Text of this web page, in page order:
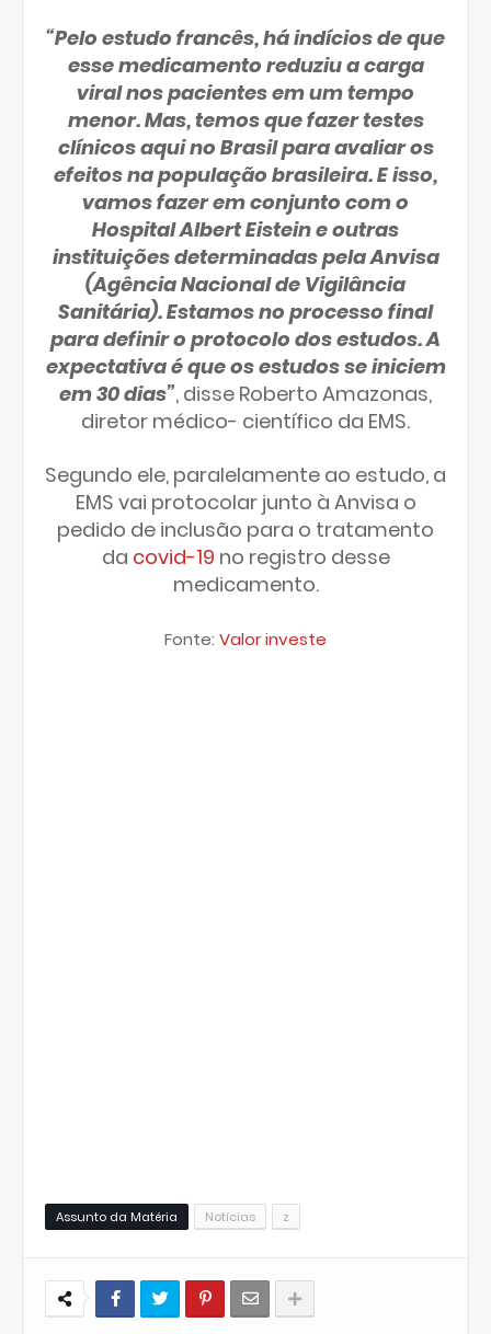
“Pelo estudo francês, há indícios de que
esse medicamento reduziu a carga
viral nos pacientes em um tempo
menor. Mas, temos que fazer testes
clínicos aqui no Brasil para avaliar os
efeitos na população brasileira. E isso,
vamos fazer em conjunto com o
Hospital Albert Eistein e outras
instituições determinadas pela Anvisa
(Agência Nacional de Vigilância
Sanitária). Estamos no processo final
para definir o protocolo dos estudos. A
expectativa é que os estudos se iniciem
em 30 dias”, disse Roberto Amazonas,
diretor médico- científico da EMS.
Segundo ele, paralelamente ao estudo, a
EMS vai protocolar junto à Anvisa o
pedido de inclusão para o tratamento
da covid-19 no registro desse
medicamento.
Fonte: Valor investe
Assunto da Matéria Notícias z